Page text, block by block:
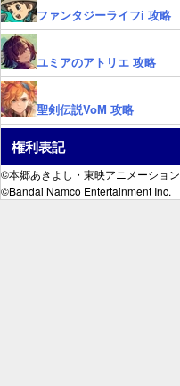
ファンタジーライフi 攻略
ユミアのアトリエ 攻略
聖剣伝説VoM 攻略
権利表記
©本郷あきよし・東映アニメーション
©Bandai Namco Entertainment Inc.